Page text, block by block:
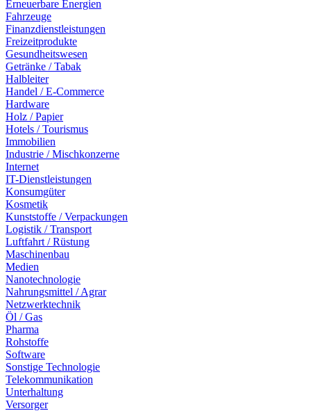
Erneuerbare Energien
Fahrzeuge
Finanzdienstleistungen
Freizeitprodukte
Gesundheitswesen
Getränke / Tabak
Halbleiter
Handel / E-Commerce
Hardware
Holz / Papier
Hotels / Tourismus
Immobilien
Industrie / Mischkonzerne
Internet
IT-Dienstleistungen
Konsumgüter
Kosmetik
Kunststoffe / Verpackungen
Logistik / Transport
Luftfahrt / Rüstung
Maschinenbau
Medien
Nanotechnologie
Nahrungsmittel / Agrar
Netzwerktechnik
Öl / Gas
Pharma
Rohstoffe
Software
Sonstige Technologie
Telekommunikation
Unterhaltung
Versorger